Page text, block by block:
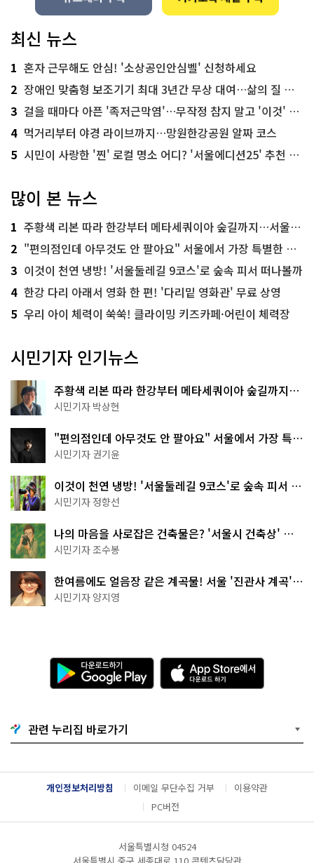
최신 뉴스
1 혼자 근무해도 안심! '소상공인안심벨' 신청하세요
2 장애인 맞춤형 보조기기 최대 3년간 무상 대여…삶의 질 높인다
3 걸을 때마다 아픈 '족저근막염'…무작정 참지 말고 '이것' 해보세요!
4 먹거리부터 야경 라이브까지…망원한강공원 알짜 코스
5 시민이 사랑한 '찐' 로컬 명소 어디? '서울에디션25' 추천 코스
많이 본 뉴스
1 주황색 리본 따라 한강부터 메타세쿼이아 숲길까지…서울둘레길 15코스
2 "편의점인데 아무것도 안 팔아요" 서울에서 가장 특별한 편의점의 정체
3 이것이 천연 냉방! '서울둘레길 9코스'로 숲속 피서 떠나볼까
4 한강 다리 아래서 영화 한 편! '다리밑 영화관' 무료 상영
5 우리 아이 체력이 쑥쑥! 클라이밍 키즈카페·어린이 체력장
시민기자 인기뉴스
주황색 리본 따라 한강부터 메타세쿼이아 숲길까지…
서울둘레길 15코스
시민기자 박상현
"편의점인데 아무것도 안 팔아요" 서울에서 가장 특별
한 편의점의 정체
시민기자 권기윤
이것이 천연 냉방! '서울둘레길 9코스'로 숲속 피서 떠
나볼까
시민기자 정향선
나의 마음을 사로잡은 건축물은? '서울시 건축상' 수
상작 공개!
시민기자 조수봉
한여름에도 얼음장 같은 계곡물! 서울 '진관사 계곡'이
천국이네~
시민기자 양지영
다
운
로
기
G
o
g
l
e
l
A
p
p
e
서
다
운
드
관련 누리집 바로가기
개인정보처리방침 이메일 무단수집 거부
이용약관
PC버전
서울특별시청 04524